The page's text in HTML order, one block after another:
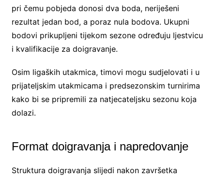
pri čemu pobjeda donosi dva boda, neriješeni
rezultat jedan bod, a poraz nula bodova. Ukupni
bodovi prikupljeni tijekom sezone određuju ljestvicu
i kvalifikacije za doigravanje.
Osim ligaških utakmica, timovi mogu sudjelovati i u
prijateljskim utakmicama i predsezonskim turnirima
kako bi se pripremili za natjecateljsku sezonu koja
dolazi.
Format doigravanja i napredovanje
Struktura doigravanja slijedi nakon završetka